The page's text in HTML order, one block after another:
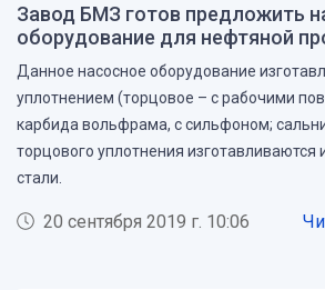
Завод БМЗ готов предложить
оборудование для нефтяной
Данное насосное оборудование
уплотнением (торцовое – с рабочими
карбида вольфрама, с сильфоном;
торцового уплотнения
стали.
20 сентября 2019 г. 10:06